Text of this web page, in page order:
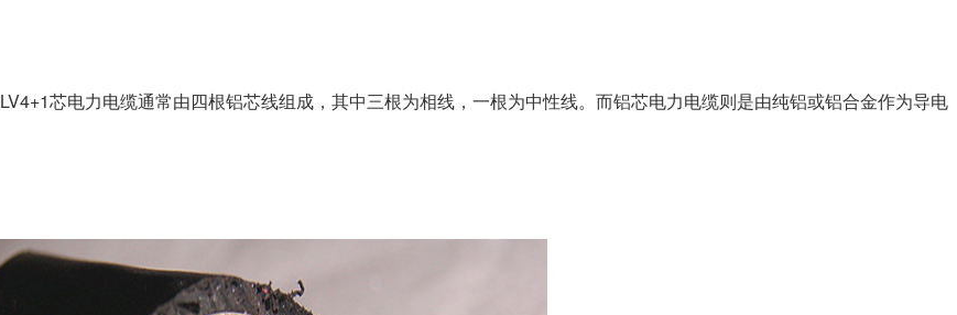
芯电力电缆通常由四根铝芯线组成，其中三根为相线，一根为中性线。而铝芯电力电缆则是由纯铝或铝合金作为导电